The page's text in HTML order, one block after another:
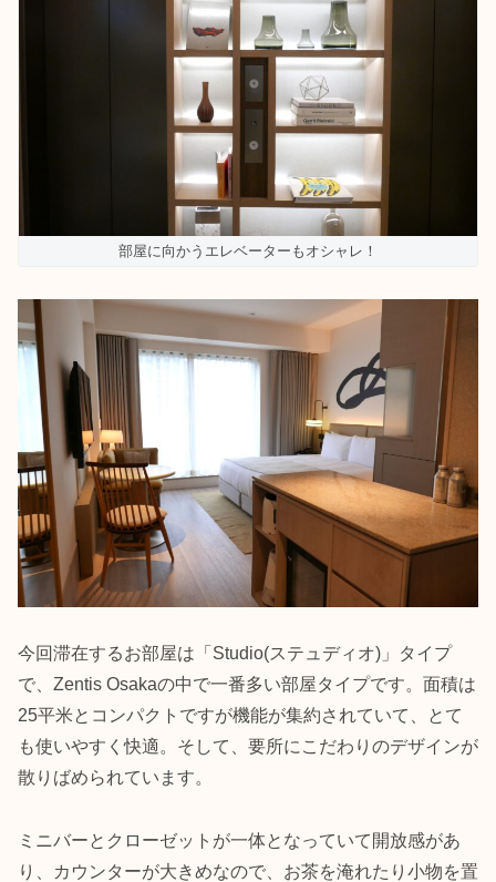
部屋に向かうエレベーターもオシャレ！
今回滞在するお部屋は「Studio(ステュディオ)」タイプ
で、Zentis Osakaの中で一番多い部屋タイプです。面積は
25平米とコンパクトですが機能が集約されていて、とて
も使いやすく快適。そして、要所にこだわりのデザインが
散りばめられています。
ミニバーとクローゼットが一体となっていて開放感があ
り、カウンターが大きめなので、お茶を淹れたり小物を置